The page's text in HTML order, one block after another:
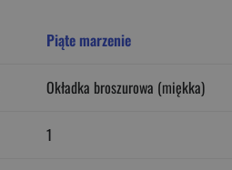
Piąte marzenie
Okładka broszurowa (miękka)
1